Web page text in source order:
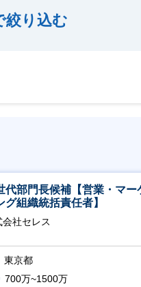
絞り込む
代部門長候補【営業・マー
グ組織統括責任者】
会社セレス
東京都
700万~1500万